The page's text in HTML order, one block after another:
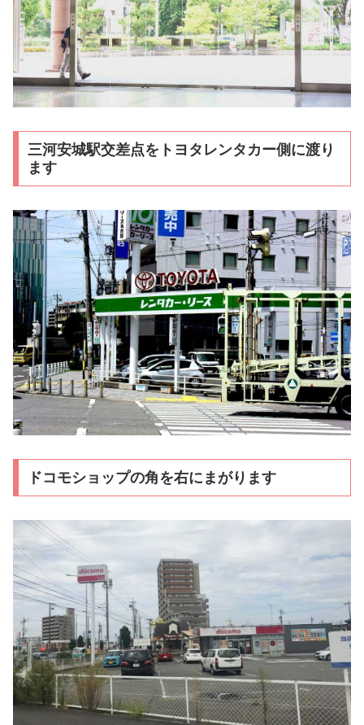
三河安城駅交差点をトヨタレンタカー側に渡り
ます
ドコモショップの角を右にまがります